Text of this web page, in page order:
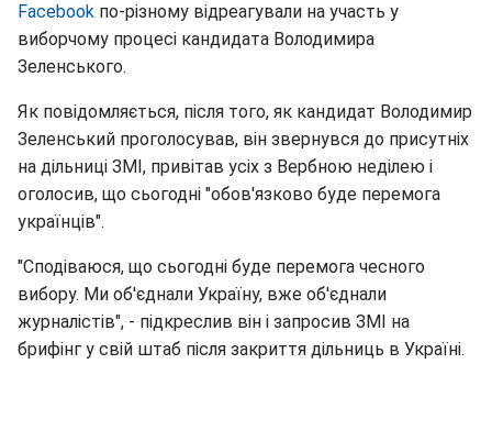
Facebook по-різному відреагували на участь у
виборчому процесі кандидата Володимира
Зеленського.
Як повідомляється, після того, як кандидат Володимир
Зеленський проголосував, він звернувся до присутніх
на дільниці ЗМІ, привітав усіх з Вербною неділею і
оголосив, що сьогодні "обов'язково буде перемога
українців".
"Сподіваюся, що сьогодні буде перемога чесного
вибору. Ми об'єднали Україну, вже об'єднали
журналістів", - підкреслив він і запросив ЗМІ на
брифінг у свій штаб після закриття дільниць в Україні.